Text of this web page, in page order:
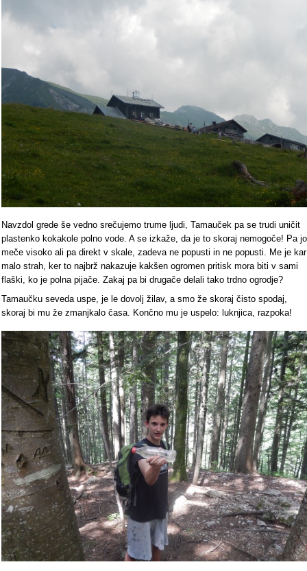
Navzdol grede še vedno srečujemo trume ljudi, Tamauček pa se trudi uničit
plastenko kokakole polno vode. A se izkaže, da je to skoraj nemogoče! Pa jo
meče visoko ali pa direkt v skale, zadeva ne popusti in ne popusti. Me je kar
malo strah, ker to najbrž nakazuje kakšen ogromen pritisk mora biti v sami
flaški, ko je polna pijače. Zakaj pa bi drugače delali tako trdno ogrodje?
Tamaučku seveda uspe, je le dovolj žilav, a smo že skoraj čisto spodaj,
skoraj bi mu že zmanjkalo časa. Končno mu je uspelo: luknjica, razpoka!